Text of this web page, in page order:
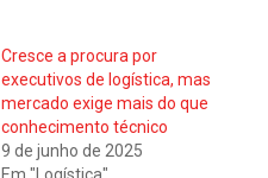
Cresce a procura por
executivos de logística, mas
mercado exige mais do que
conhecimento técnico
9 de junho de 2025